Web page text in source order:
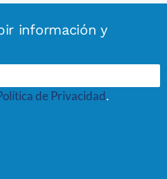
información y
de Privacidad.